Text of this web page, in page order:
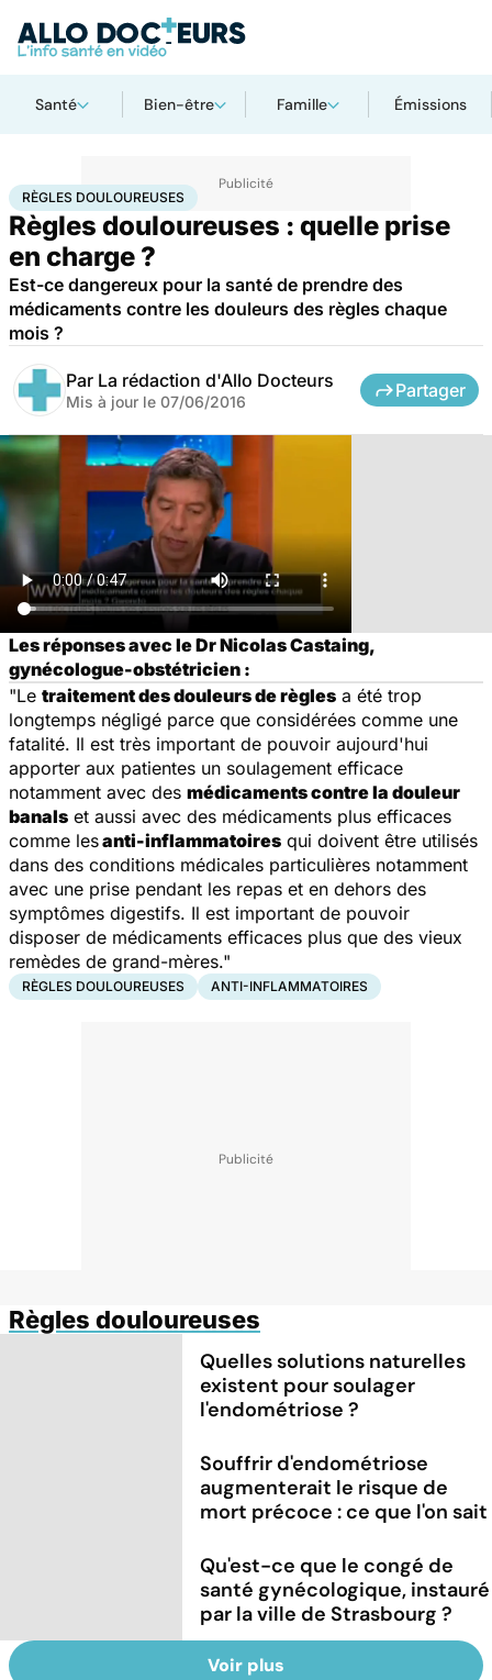
Santé Bien-être Famille Émissions
AccueilSantéRègles douloureuses
RÈGLES DOULOUREUSES
Règles douloureuses : quelle prise
en charge ?
Est-ce dangereux pour la santé de prendre des
médicaments contre les douleurs des règles chaque
mois ?
Par La rédaction d'Allo Docteurs
Mis à jour le 07/06/2016
Partager
Les réponses avec le Dr Nicolas Castaing,
gynécologue-obstétricien :
"Le traitement des douleurs de règles a été trop
longtemps négligé parce que considérées comme une
fatalité. Il est très important de pouvoir aujourd'hui
apporter aux patientes un soulagement efficace
notamment avec des médicaments contre la douleur
banals et aussi avec des médicaments plus efficaces
comme lesanti-inflammatoires qui doivent être utilisés
dans des conditions médicales particulières notamment
avec une prise pendant les repas et en dehors des
symptômes digestifs. Il est important de pouvoir
disposer de médicaments efficaces plus que des vieux
remèdes de grand-mères."
RÈGLES DOULOUREUSES ANTI-INFLAMMATOIRES
Règles douloureuses
Quelles solutions naturelles
existent pour soulager
l'endométriose ?
Souffrir d'endométriose
augmenterait le risque de
mort précoce : ce que l'on sait
Qu'est-ce que le congé de
santé gynécologique, instauré
par la ville de Strasbourg ?
Voir plus